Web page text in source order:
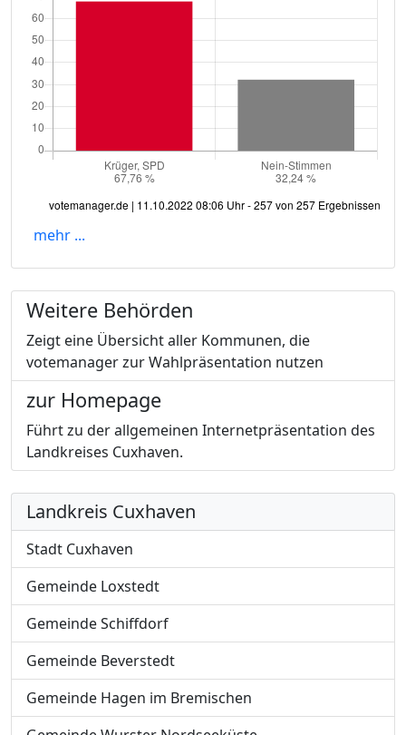
mehr ...
Weitere Behörden
Zeigt eine Übersicht aller Kommunen, die
votemanager zur Wahlpräsentation nutzen
zur Homepage
Führt zu der allgemeinen Internetpräsentation des
Landkreises Cuxhaven.
Landkreis Cuxhaven
Stadt Cuxhaven
Gemeinde Loxstedt
Gemeinde Schiffdorf
Gemeinde Beverstedt
Gemeinde Hagen im Bremischen